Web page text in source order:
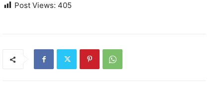
Post Views: 405